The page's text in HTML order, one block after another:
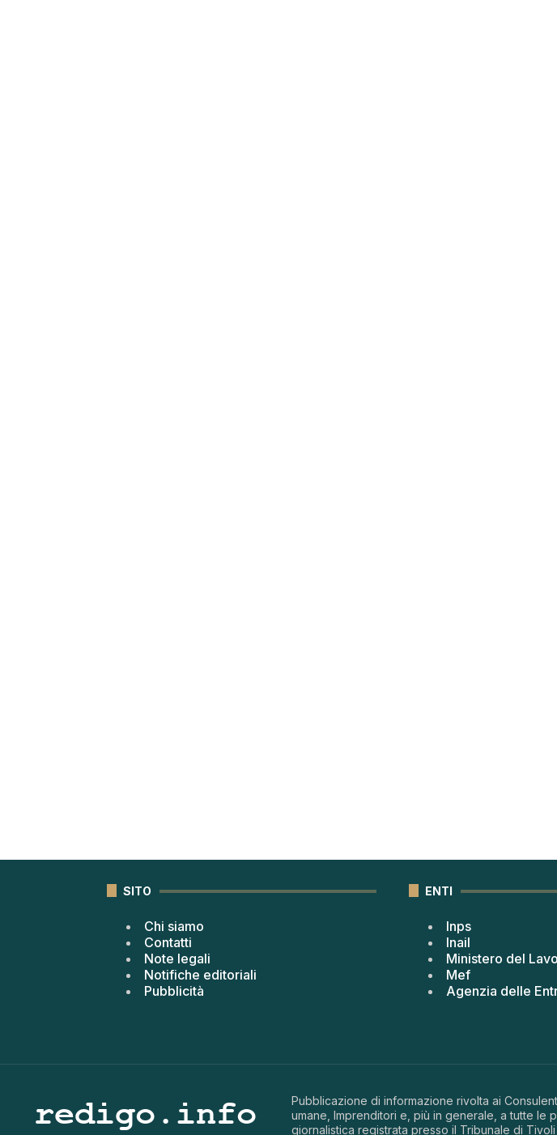
SITO
Chi siamo
Contatti
Note legali
Notifiche editoriali
Pubblicità
ENTI
Inps
Inail
Ministero del
Mef
Agenzia delle
Pubblicazione di informazione rivolta ai
umane, Imprenditori e, più in generale, a tutte le
giornalistica registrata presso il Tribunale di